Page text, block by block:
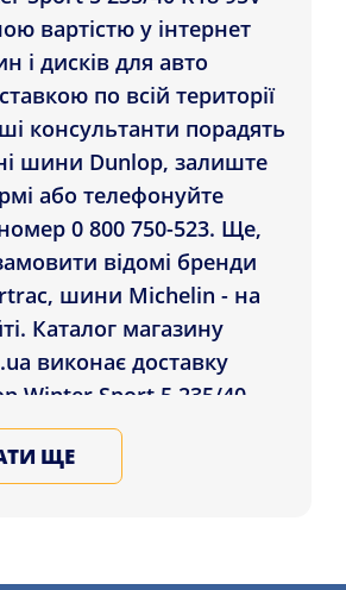
вартістю у інтернет
і дисків для авто
по всій території
консультанти порадять
шини Dunlop, залиште
або телефонуйте
0 800 750-523. Ще,
відомі бренди
шини Michelin - на
Каталог магазину
виконає доставку
Winter Sport 5 235/40
у регіонах:
Суми і в будь-
ЩЕ